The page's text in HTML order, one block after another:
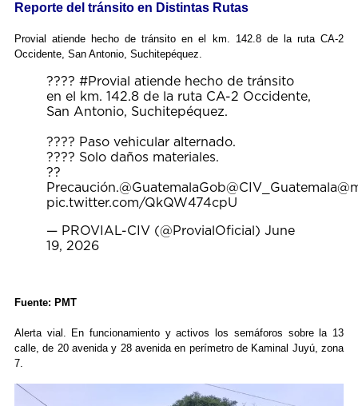
Reporte del tránsito en Distintas Rutas
Provial atiende hecho de tránsito en el km. 142.8 de la ruta CA-2
Occidente, San Antonio, Suchitepéquez.
???? #Provial
atiende hecho de tránsito
en el km. 142.8 de la ruta CA-2 Occidente,
San Antonio, Suchitepéquez.
???? Paso vehicular alternado.
???? Solo daños materiales.
??
Precaución.@GuatemalaGob@CIV_Guatemala
pic.twitter.com/QkQW474cpU
— PROVIAL-CIV (@ProvialOficial) June
19, 2026
Fuente: PMT
Alerta vial. En funcionamiento y activos los semáforos sobre la 13
calle, de 20 avenida y 28 avenida en perímetro de Kaminal Juyú, zona
7.